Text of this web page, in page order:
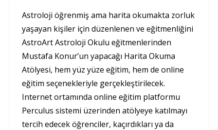
Astroloji öğrenmiş ama harita okumakta zorluk
yaşayan kişiler için düzenlenen ve eğitmenliğini
AstroArt Astroloji Okulu eğitmenlerinden
Mustafa Konur’un yapacağı Harita Okuma
Atölyesi, hem yüz yüze eğitim, hem de online
eğitim seçenekleriyle gerçekleştirilecek.
Internet ortamında online eğitim platformu
Perculus sistemi üzerinden atölyeye katılmayı
tercih edecek öğrenciler, kaçırdıkları ya da